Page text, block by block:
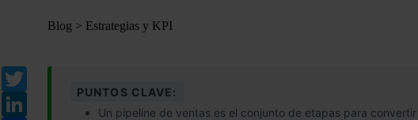
Blog > Estrategias y KPI
Twitter
PUNTOS CLAVE:
Un pipeline de ventas es el conjunto de etapas para